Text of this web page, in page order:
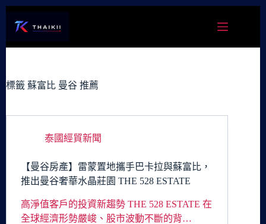
容
標籤 蘇富比 曼谷 推薦
泰國經貿新聞
【曼谷房產】雷蒙置地攜手巴卡拉與蘇富比，
推出曼谷奢華水晶莊園 THE 528 ESTATE
高淨值客戶的投資新趨勢 THE 528 ESTATE 在
全球經濟形勢嚴峻、股市波動不斷的背…